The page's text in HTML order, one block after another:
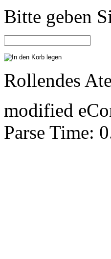
Bitte geben
Rollendes
modified
Parse Time: